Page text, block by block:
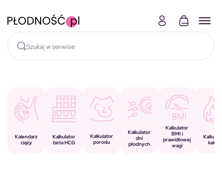
Kalendarz
ciąży
Kalkulator
beta HCG
Kalkulator
porodu
Kalkulator
dni
płodnych
Kalkulator
BMI i
prawidłowej
wagi
kalorii